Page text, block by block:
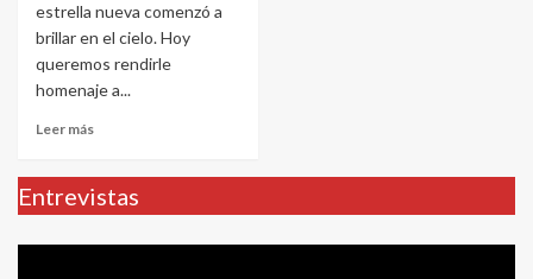
estrella nueva comenzó a
brillar en el cielo. Hoy
queremos rendirle
homenaje a...
Leer más
Entrevistas